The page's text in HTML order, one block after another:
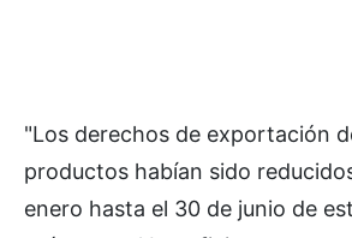
"Los derechos de exportación
productos habían sido
enero hasta el 30 de junio de